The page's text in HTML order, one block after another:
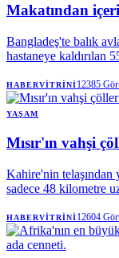
Makatından
Bangladeş'te balık
hastaneye kaldırılan
HABERVITRINI12385
YAŞAM
Mısır'ın vahşi
Kahire'nin telaşından
sadece 48 kilometre
saklıyor. Batı
başkentten gece
HABERVITRINI12604